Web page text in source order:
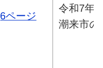
6ページ
令和7年
潮来市の